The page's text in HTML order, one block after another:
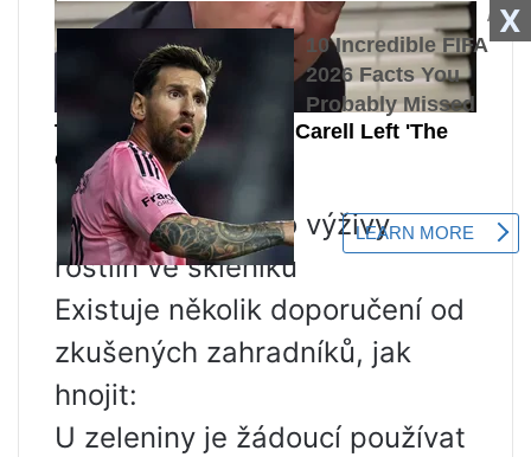
X
Hnojiva a pravidlo výživy
rostlin ve skleníku
Existuje několik doporučení od
zkušených zahradníků, jak
hnojit:
U zeleniny je žádoucí používat